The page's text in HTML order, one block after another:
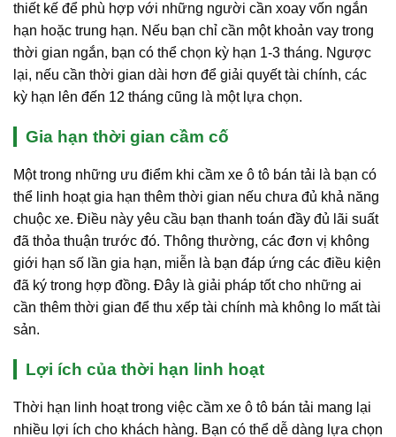
thiết kế để phù hợp với những người cần xoay vốn ngắn
hạn hoặc trung hạn. Nếu bạn chỉ cần một khoản vay trong
thời gian ngắn, bạn có thể chọn kỳ hạn 1-3 tháng. Ngược
lại, nếu cần thời gian dài hơn để giải quyết tài chính, các
kỳ hạn lên đến 12 tháng cũng là một lựa chọn.
Gia hạn thời gian cầm cố
Một trong những ưu điểm khi cầm xe ô tô bán tải là bạn có
thể linh hoạt gia hạn thêm thời gian nếu chưa đủ khả năng
chuộc xe. Điều này yêu cầu bạn thanh toán đầy đủ lãi suất
đã thỏa thuận trước đó. Thông thường, các đơn vị không
giới hạn số lần gia hạn, miễn là bạn đáp ứng các điều kiện
đã ký trong hợp đồng. Đây là giải pháp tốt cho những ai
cần thêm thời gian để thu xếp tài chính mà không lo mất tài
sản.
Lợi ích của thời hạn linh hoạt
Thời hạn linh hoạt trong việc cầm xe ô tô bán tải mang lại
nhiều lợi ích cho khách hàng. Bạn có thể dễ dàng lựa chọn